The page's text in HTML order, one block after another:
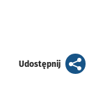
Udostępnijartykuł